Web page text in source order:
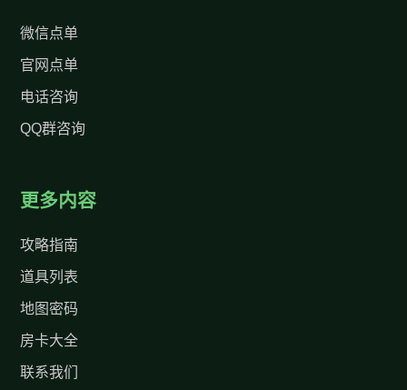
微信点单
官网点单
电话咨询
QQ群咨询
更多内容
攻略指南
道具列表
地图密码
房卡大全
联系我们